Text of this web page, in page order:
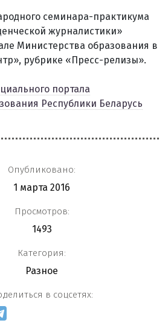
семинара-практикума
журналистики»
Министерства образования в
рубрике «Пресс-релизы».
портала
Республики Беларусь
Опубликовано:
1 марта 2016
Просмотров:
1493
Категория:
Разное
в соцсетях: